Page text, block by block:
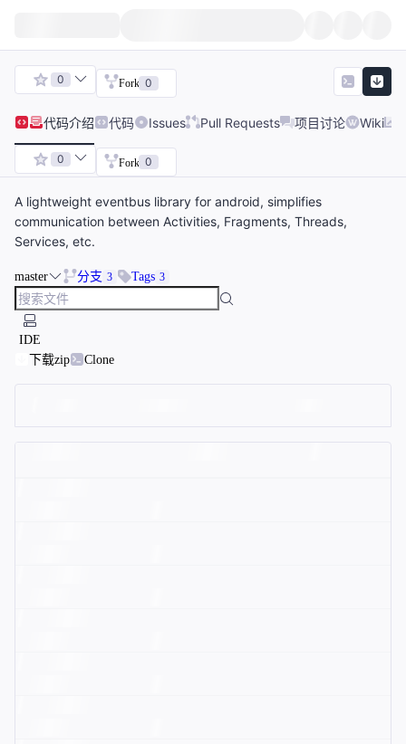
0 Fork 0
代码介绍 代码 Issues Pull Requests 项目讨论 Wiki
0 Fork 0
A lightweight eventbus library for android, simplifies
communication between Activities, Fragments, Threads,
Services, etc.
master 分支 3 Tags 3
IDE
下载zip
Clone